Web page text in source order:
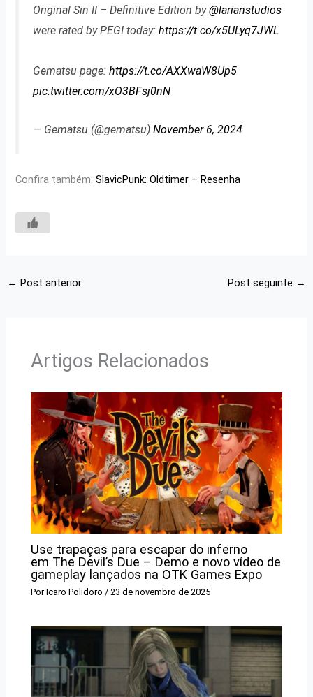
Original Sin II – Definitive Edition by@larianstudios
were rated by PEGI today:https://t.co/x5ULyq7JWL
Gematsu page:https://t.co/AXXwaW8Up5
pic.twitter.com/xO3BFsj0nN
— Gematsu (@gematsu)November 6, 2024
Confira também:SlavicPunk: Oldtimer – Resenha
← Post anterior Post seguinte →
Artigos Relacionados
Use trapaças para escapar do inferno
em The Devil’s Due – Demo e novo vídeo de
gameplay lançados na OTK Games Expo
PorIcaro Polidoro / 23 de novembro de 2025